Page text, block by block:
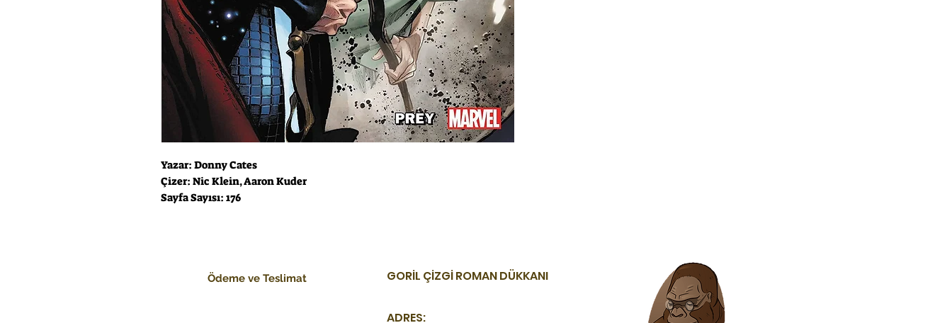
Yazar: Donny Cates
Çizer: Nic Klein, Aaron Kuder
Sayfa Sayısı: 176
Ödeme ve Teslimat GORİL ÇİZGİ ROMAN DÜKKANI
ADRES: